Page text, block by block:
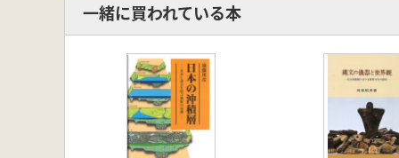
一緒に買われている本